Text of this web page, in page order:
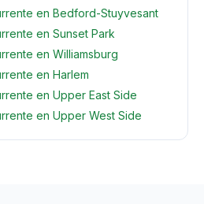
en Bedford-Stuyvesant
en Sunset Park
en Williamsburg
en Harlem
en Upper East Side
en Upper West Side